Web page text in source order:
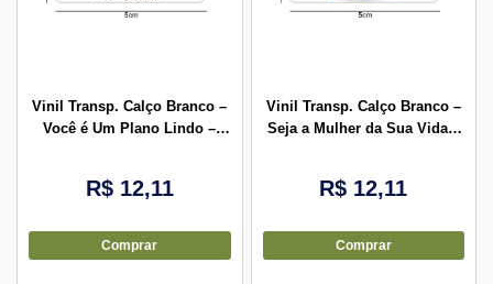
Vinil Transp. Calço Branco –
Você é Um Plano Lindo –
R$12,11
Comprar
Vinil Transp. Calço Branco –
Seja a Mulher da Sua Vida –
R$ 12,11
Comprar